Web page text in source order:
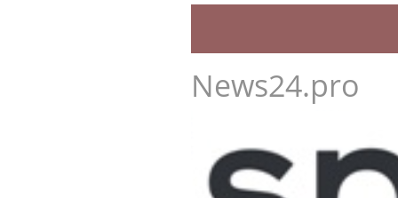
News24.pro